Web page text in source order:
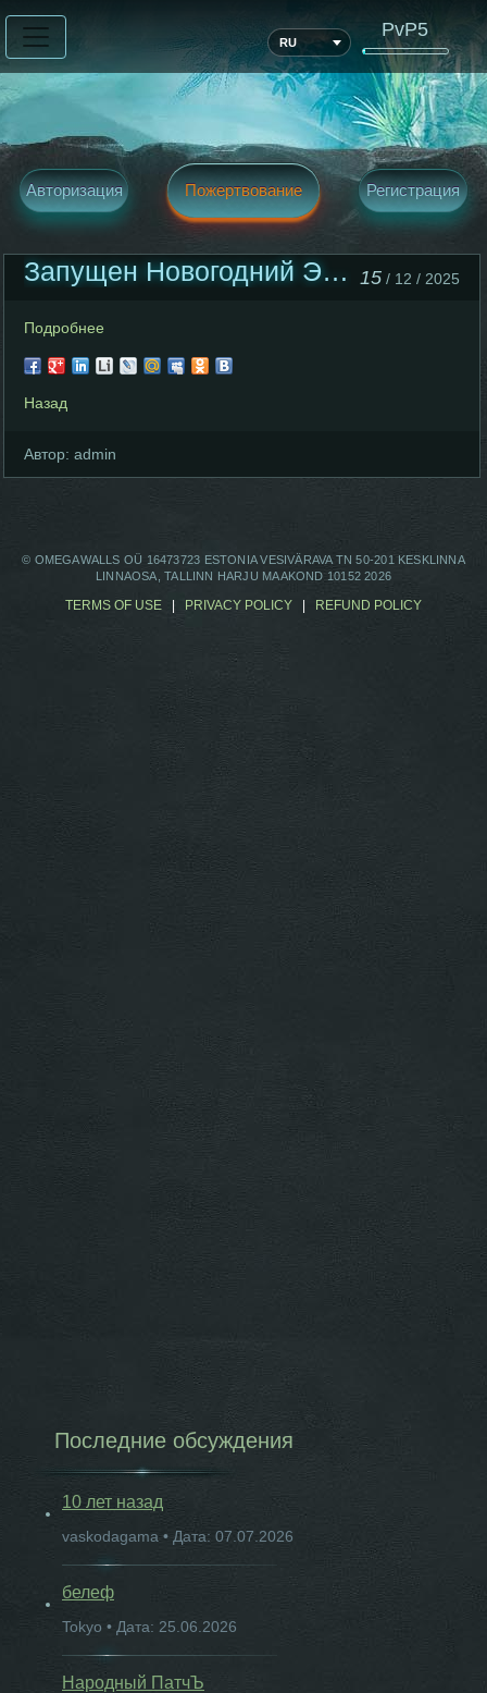
RU
PvP5
Авторизация Пожертвование Регистрация
Запущен Новогодний Эвент 15 / 12 / 2025
Подробнее
Назад
Автор: admin
Последние обсуждения
10 лет назад
vaskodagama • Дата: 07.07.2026
белеф
Tokyo • Дата: 25.06.2026
Народный ПатчЪ
© OMEGAWALLS OÜ 16473723 ESTONIA VESIVÄRAVA TN 50-201 KESKLINNA
LINNAOSA, TALLINN HARJU MAAKOND 10152 2026
TERMS OF USE PRIVACY POLICY REFUND POLICY